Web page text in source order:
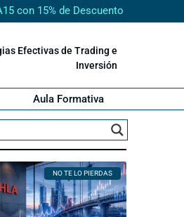
con 15% de Descuento
Efectivas de Trading e
Inversión
Aula Formativa
NO TE LO PIERDAS